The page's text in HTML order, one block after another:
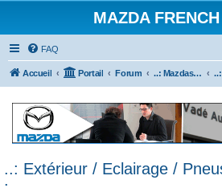
MAZDA
FAQ
Accueil Portail Forum ..: Mazdaspeed & MPS :..
..: Extérieur / Eclairage /